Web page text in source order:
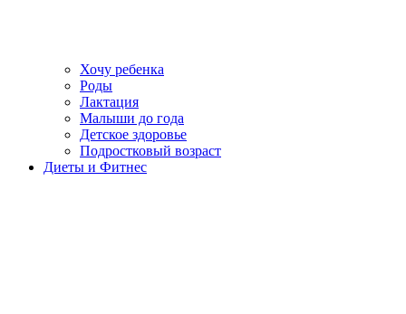
Хочу ребенка
Роды
Лактация
Малыши до года
Детское здоровье
Подростковый возраст
Диеты и Фитнес